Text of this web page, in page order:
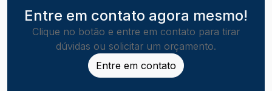
Entre em contato agora mesmo!
Clique no botão e entre em contato para tirar
dúvidas ou solicitar um orçamento.
Entre em contato